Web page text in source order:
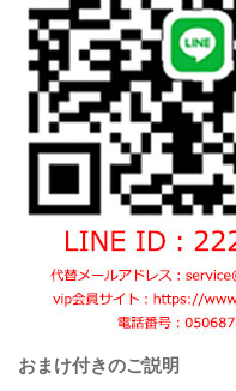
おまけ付きのご説明